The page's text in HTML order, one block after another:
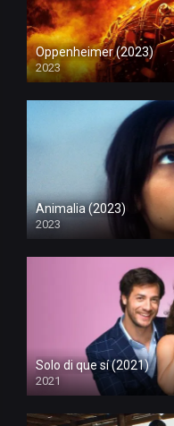
Oppenheimer (2023)
2023
Animalia (2023)
2023
Solo di que sí (2021)
2021